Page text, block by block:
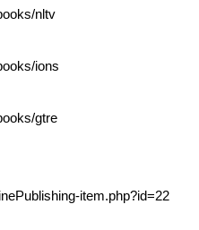
nltv
ions
gtre
item.php?id=22